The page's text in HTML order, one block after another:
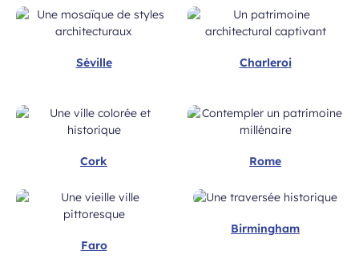
Séville Charleroi
Cork Rome
Faro
Birmingham